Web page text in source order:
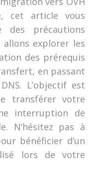
cet article vous
précautions
allons explorer les
des prérequis
en passant
L’objectif est
transférer votre
interruption de
N’hésitez pas à
bénéficier d’un
lors de votre